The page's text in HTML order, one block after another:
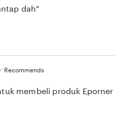
dah"
Recommends
membeli produk Eporner